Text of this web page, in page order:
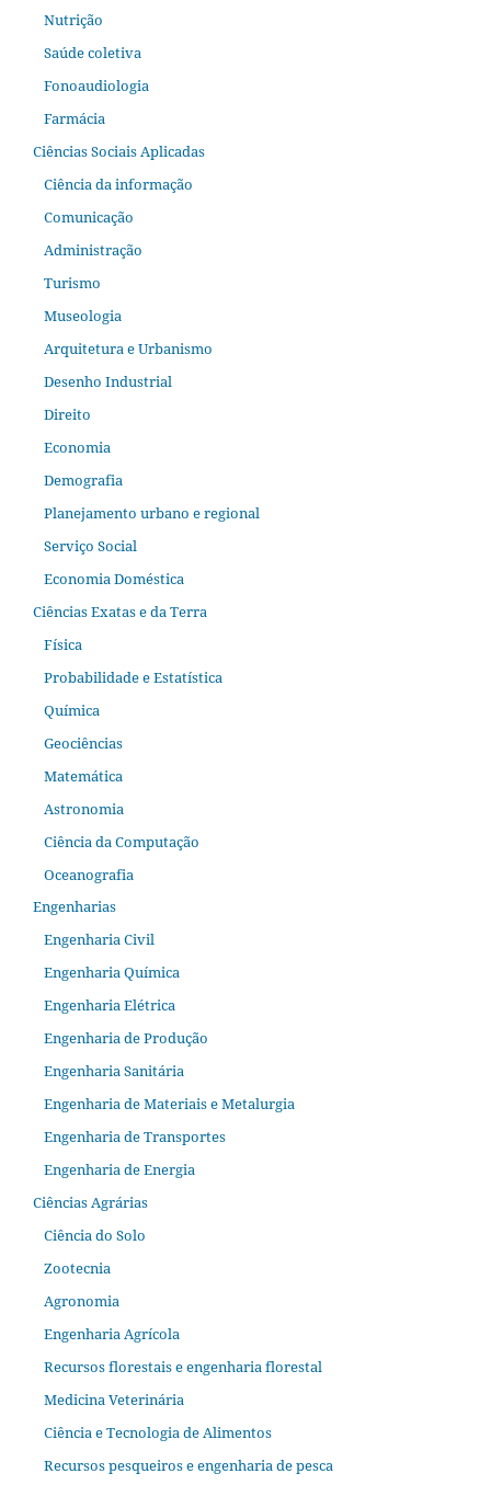
Nutrição
Saúde coletiva
Fonoaudiologia
Farmácia
Ciências Sociais Aplicadas
Ciência da informação
Comunicação
Administração
Turismo
Museologia
Arquitetura e Urbanismo
Desenho Industrial
Direito
Economia
Demografia
Planejamento urbano e regional
Serviço Social
Economia Doméstica
Ciências Exatas e da Terra
Física
Probabilidade e Estatística
Química
Geociências
Matemática
Astronomia
Ciência da Computação
Oceanografia
Engenharias
Engenharia Civil
Engenharia Química
Engenharia Elétrica
Engenharia de Produção
Engenharia Sanitária
Engenharia de Materiais e Metalurgia
Engenharia de Transportes
Engenharia de Energia
Ciências Agrárias
Ciência do Solo
Zootecnia
Agronomia
Engenharia Agrícola
Recursos florestais e engenharia florestal
Medicina Veterinária
Ciência e Tecnologia de Alimentos
Recursos pesqueiros e engenharia de pesca